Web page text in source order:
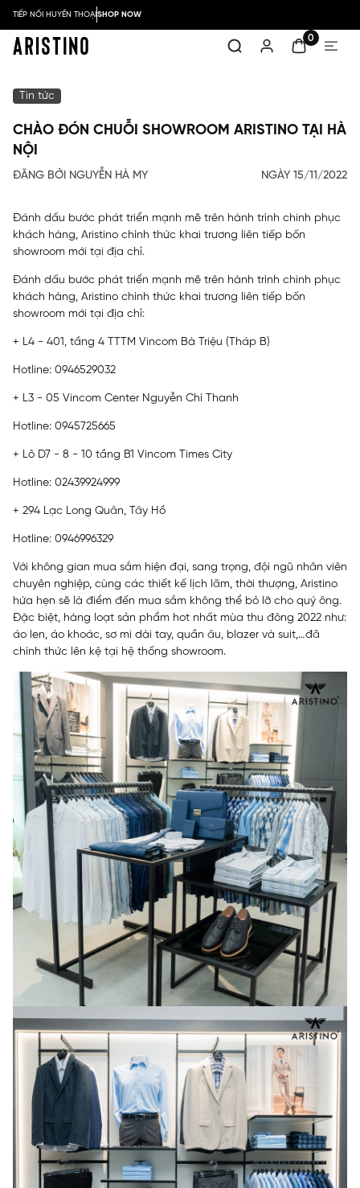
TIẾP NỐI HUYỀN THOẠISHOP NOW
0
Tin tức
CHÀO ĐÓN CHUỖI SHOWROOM ARISTINO TẠI HÀ
NỘI
ĐĂNG BỞI NGUYỄN HÀ MY NGÀY 15/11/2022
Đánh dấu bước phát triển mạnh mẽ trên hành trình chinh phục
khách hàng, Aristino chính thức khai trương liên tiếp bốn
showroom mới tại địa chỉ.
Đánh dấu bước phát triển mạnh mẽ trên hành trình chinh phục
khách hàng, Aristino chính thức khai trương liên tiếp bốn
showroom mới tại địa chỉ:
+ L4 - 401, tầng 4 TTTM Vincom Bà Triệu (Tháp B)
Hotline: 0946529032
+ L3 - 05 Vincom Center Nguyễn Chí Thanh
Hotline: 0945725665
+ Lô D7 - 8 - 10 tầng B1 Vincom Times City
Hotline: 02439924999
+ 294 Lạc Long Quân, Tây Hồ
Hotline: 0946996329
Với không gian mua sắm hiện đại, sang trọng, đội ngũ nhân viên
chuyên nghiệp, cùng các thiết kế lịch lãm, thời thượng, Aristino
hứa hẹn sẽ là điểm đến mua sắm không thể bỏ lỡ cho quý ông.
Đặc biệt, hàng loạt sản phẩm hot nhất mùa thu đông 2022 như:
áo len, áo khoác, sơ mi dài tay, quần âu, blazer và suit,…đã
chính thức lên kệ tại hệ thống showroom.